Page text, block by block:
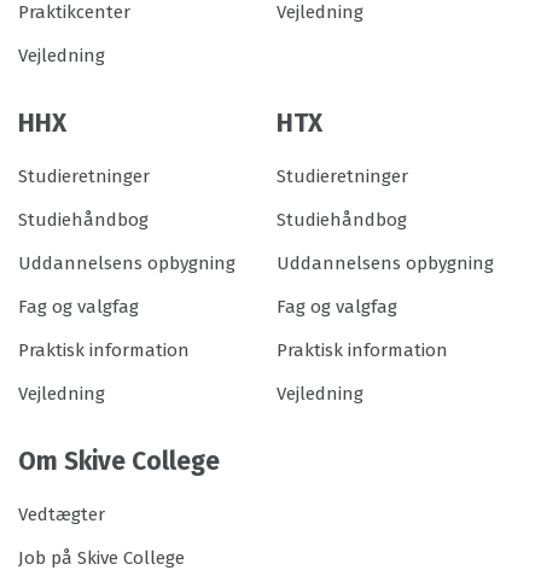
Praktikcenter
Vejledning
Vejledning
HHX
Studieretninger
Studiehåndbog
Uddannelsens opbygning
Fag og valgfag
Praktisk information
Vejledning
HTX
Studieretninger
Studiehåndbog
Uddannelsens opbygning
Fag og valgfag
Praktisk information
Vejledning
Om Skive College
Vedtægter
Job på Skive College